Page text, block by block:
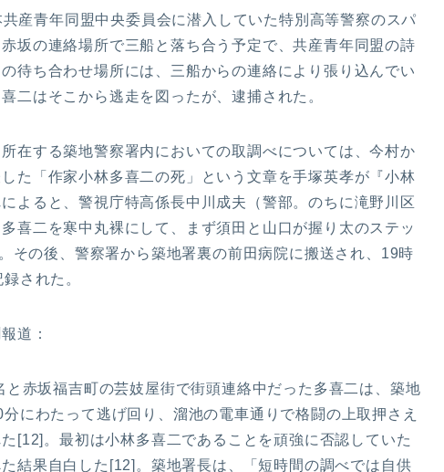
産青年同盟中央委員会に潜入していた特別高等警察のスパ
坂の連絡場所で三船と落ち合う予定で、共産青年同盟の詩
待ち合わせ場所には、三船からの連絡により張り込んでい
二はそこから逃走を図ったが、逮捕された。
在する築地警察署内においての取調べについては、今村か
た「作家小林多喜二の死」という文章を手塚英孝が『小林
よると、警視庁特高係長中川成夫（警部。のちに滝野川区
喜二を寒中丸裸にして、まず須田と山口が握り太のステッ
その後、警察署から築地署裏の前田病院に搬送され、19時
された。
道：
赤坂福吉町の芸妓屋街で街頭連絡中だった多喜二は、築地
にわたって逃げ回り、溜池の電車通りで格闘の上取押さえ
[12]。最初は小林多喜二であることを頑強に否認していた
結果自白した[12]。築地署長は、「短時間の調べでは自供